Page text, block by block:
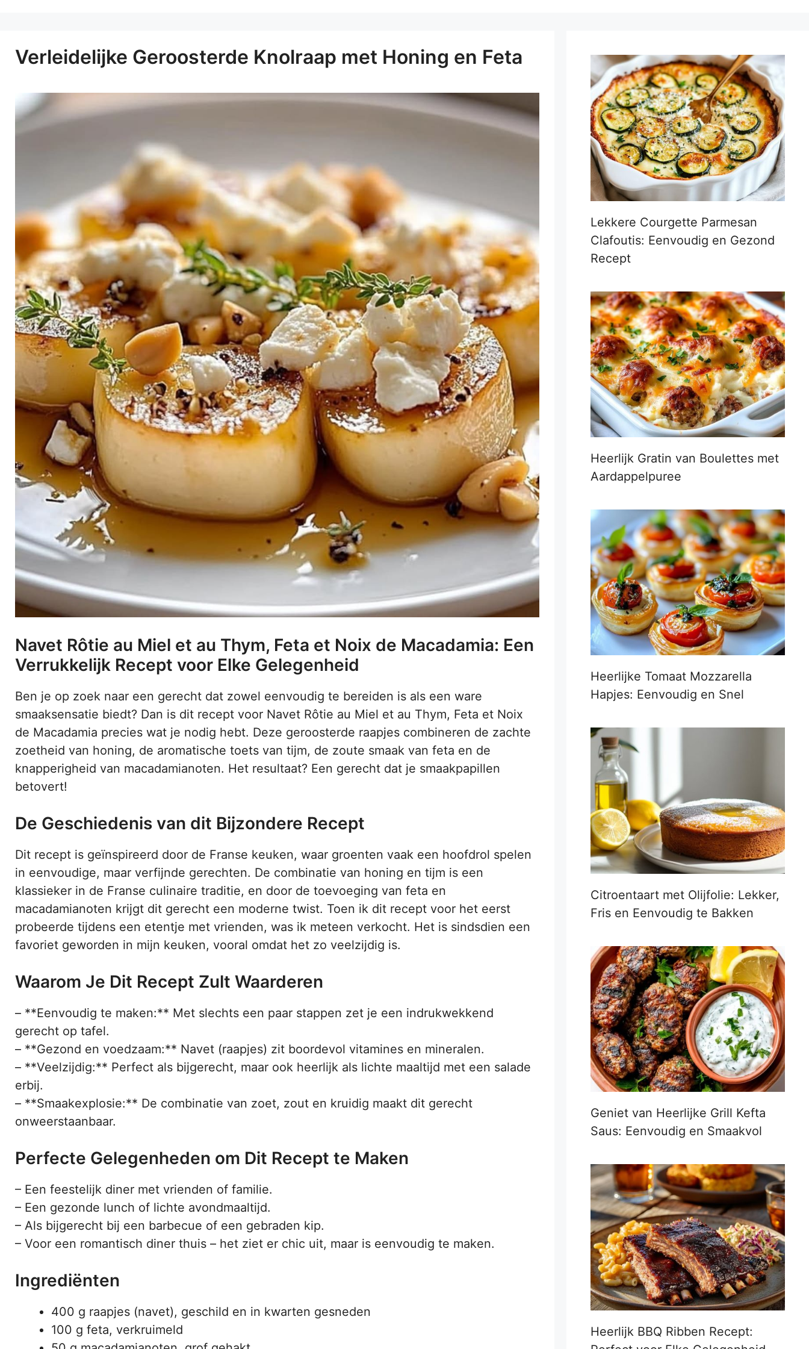
Verleidelijke Geroosterde Knolraap met Honing en Feta
Navet Rôtie au Miel et au Thym, Feta et Noix de Macadamia: Een
Verrukkelijk Recept voor Elke Gelegenheid
Ben je op zoek naar een gerecht dat zowel eenvoudig te bereiden is als een ware
smaaksensatie biedt? Dan is dit recept voor Navet Rôtie au Miel et au Thym, Feta et Noix
de Macadamia precies wat je nodig hebt. Deze geroosterde raapjes combineren de zachte
zoetheid van honing, de aromatische toets van tijm, de zoute smaak van feta en de
knapperigheid van macadamianoten. Het resultaat? Een gerecht dat je smaakpapillen
betovert!
De Geschiedenis van dit Bijzondere Recept
Dit recept is geïnspireerd door de Franse keuken, waar groenten vaak een hoofdrol spelen
in eenvoudige, maar verfijnde gerechten. De combinatie van honing en tijm is een
klassieker in de Franse culinaire traditie, en door de toevoeging van feta en
macadamianoten krijgt dit gerecht een moderne twist. Toen ik dit recept voor het eerst
probeerde tijdens een etentje met vrienden, was ik meteen verkocht. Het is sindsdien een
favoriet geworden in mijn keuken, vooral omdat het zo veelzijdig is.
Waarom Je Dit Recept Zult Waarderen
– **Eenvoudig te maken:** Met slechts een paar stappen zet je een indrukwekkend
gerecht op tafel.
– **Gezond en voedzaam:** Navet (raapjes) zit boordevol vitamines en mineralen.
– **Veelzijdig:** Perfect als bijgerecht, maar ook heerlijk als lichte maaltijd met een salade
erbij.
– **Smaakexplosie:** De combinatie van zoet, zout en kruidig maakt dit gerecht
onweerstaanbaar.
Perfecte Gelegenheden om Dit Recept te Maken
– Een feestelijk diner met vrienden of familie.
– Een gezonde lunch of lichte avondmaaltijd.
– Als bijgerecht bij een barbecue of een gebraden kip.
– Voor een romantisch diner thuis – het ziet er chic uit, maar is eenvoudig te maken.
Ingrediënten
400 g raapjes (navet), geschild en in kwarten gesneden
100 g feta, verkruimeld
Lekkere Courgette Parmesan
Clafoutis: Eenvoudig en Gezond
Recept
Heerlijk Gratin van Boulettes met
Aardappelpuree
Heerlijke Tomaat Mozzarella
Hapjes: Eenvoudig en Snel
Citroentaart met Olijfolie: Lekker,
Fris en Eenvoudig te Bakken
Geniet van Heerlijke Grill Kefta
Saus: Eenvoudig en Smaakvol
Heerlijk BBQ Ribben Recept: